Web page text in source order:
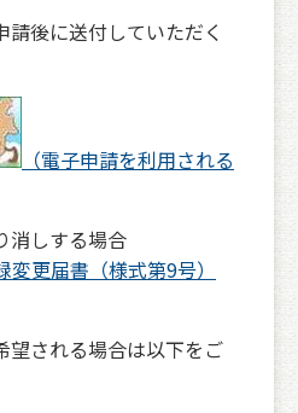
請後に送付していただく
（電子申請を利用される
消しする場合
更届書（様式第9号）
望される場合は以下をご